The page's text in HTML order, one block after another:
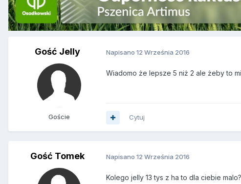
Gość Jelly
Goście
Napisano 12 Września 2016
Wiadomo że lepsze 5 niż 2 ale żeby to
Cytuj
Gość Tomek Napisano 12 Września 2016
Kolego jelly 13 tys z ha to dla ciebie